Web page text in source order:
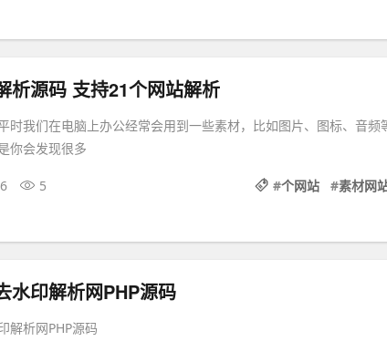
析源码 支持21个网站解析
时我们在电脑上办公经常会用到一些素材，比如图片、图标、音频
你会发现很多
5 #个网站 #素材网
水印解析网PHP源码
解析网PHP源码